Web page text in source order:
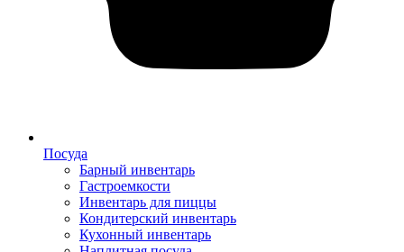
Посуда
Барный инвентарь
Гастроемкости
Инвентарь для пиццы
Кондитерский инвентарь
Кухонный инвентарь